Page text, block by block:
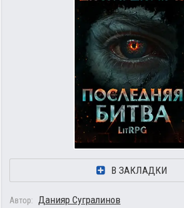
В ЗАКЛАДКИ
Автор: Данияр Сугралинов